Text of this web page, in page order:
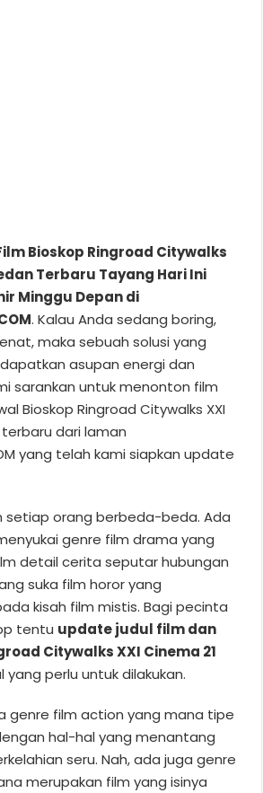
Bioskop Ringroad Citywalks
Terbaru Tayang Hari Ini
Minggu Depan di
. Kalau Anda sedang boring,
maka sebuah solusi yang
asupan energi dan
sarankan untuk menonton film
Bioskop Ringroad Citywalks XXI
dari laman
yang telah kami siapkan update
setiap orang berbeda-beda. Ada
genre film drama yang
detail cerita seputar hubungan
suka film horor yang
kisah film mistis. Bagi pecinta
tentu update judul film dan
Citywalks XXI Cinema 21
yang perlu untuk dilakukan.
genre film action yang mana tipe
hal-hal yang menantang
seru. Nah, ada juga genre
merupakan film yang isinya